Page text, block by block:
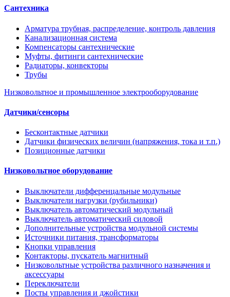
Сантехника
Арматура трубная, распределение, контроль давления
Канализационная система
Компенсаторы сантехнические
Муфты, фитинги сантехнические
Радиаторы, конвекторы
Трубы
Низковольтное и промышленное электрооборудование
Датчики/сенсоры
Бесконтактные датчики
Датчики физических величин (напряжения, тока и т.п.)
Позиционные датчики
Низковольтное оборудование
Выключатели дифференцальные модульные
Выключатели нагрузки (рубильники)
Выключатель автоматический модульный
Выключатель автоматический силовой
Дополнительные устройства модульной системы
Источники питания, трансформаторы
Кнопки управления
Контакторы, пускатель магнитный
Низковольтные устройства различного назначения и
аксессуары
Переключатели
Посты управления и джойстики